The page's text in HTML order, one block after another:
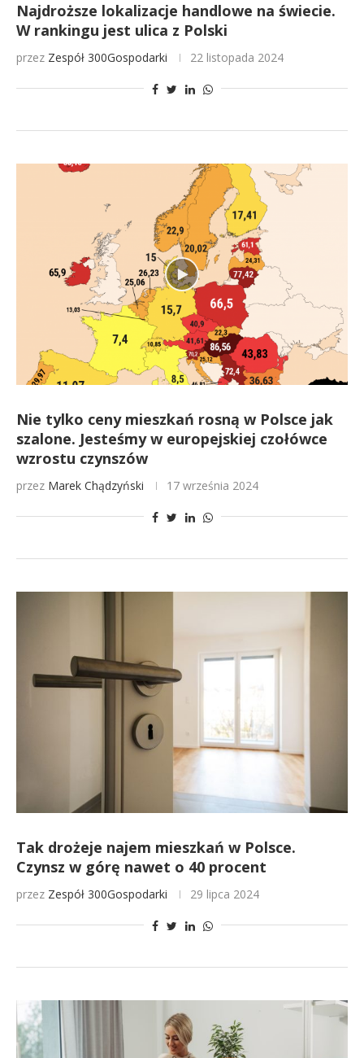
Najdroższe lokalizacje handlowe na świecie.
W rankingu jest ulica z Polski
przez Zespół 300Gospodarki 22 listopada 2024
Nie tylko ceny mieszkań rosną w Polsce jak
szalone. Jesteśmy w europejskiej czołówce
wzrostu czynszów
przez Marek Chądzyński 17 września 2024
Tak drożeje najem mieszkań w Polsce.
Czynsz w górę nawet o 40 procent
przez Zespół 300Gospodarki 29 lipca 2024